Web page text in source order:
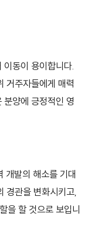
동이 용이합니다.
거주자들에게 매력
분양에 긍정적인 영
개발의 해소를 기대
경관을 변화시키고,
을 할 것으로 보입니